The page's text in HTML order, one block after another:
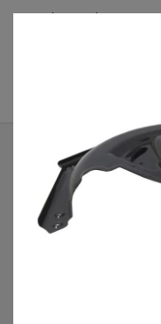
Accueil
Plateau de coupe 66